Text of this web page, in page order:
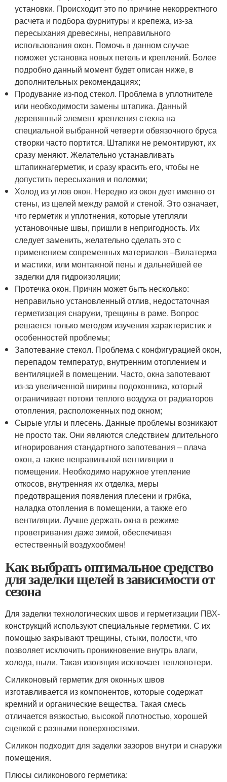
установки. Происходит это по причине некорректного
расчета и подбора фурнитуры и крепежа, из-за
пересыхания древесины, неправильного
использования окон. Помочь в данном случае
поможет установка новых петель и креплений. Более
подробно данный момент будет описан ниже, в
дополнительных рекомендациях;
Продувание из-под стекол. Проблема в уплотнителе
или необходимости замены штапика. Данный
деревянный элемент крепления стекла на
специальной выбранной четверти обвязочного бруса
створки часто портится. Штапики не ремонтируют, их
сразу меняют. Желательно устанавливать
штапикнагерметик, и сразу красить его, чтобы не
допустить пересыхания и поломки;
Холод из углов окон. Нередко из окон дует именно от
стены, из щелей между рамой и стеной. Это означает,
что герметик и уплотнения, которые утепляли
установочные швы, пришли в непригодность. Их
следует заменить, желательно сделать это с
применением современных материалов –Вилатерма
и мастики, или монтажной пены и дальнейшей ее
заделки для гидроизоляции;
Протечка окон. Причин может быть несколько:
неправильно установленный отлив, недостаточная
герметизация снаружи, трещины в раме. Вопрос
решается только методом изучения характеристик и
особенностей проблемы;
Запотевание стекол. Проблема с конфигурацией окон,
перепадом температур, внутренним отоплением и
вентиляцией в помещении. Часто, окна запотевают
из-за увеличенной ширины подоконника, который
ограничивает потоки теплого воздуха от радиаторов
отопления, расположенных под окном;
Сырые углы и плесень. Данные проблемы возникают
не просто так. Они являются следствием длительного
игнорирования стандартного запотевания – плача
окон, а также неправильной вентиляции в
помещении. Необходимо наружное утепление
откосов, внутренняя их отделка, меры
предотвращения появления плесени и грибка,
наладка отопления в помещении, а также его
вентиляции. Лучше держать окна в режиме
проветривания даже зимой, обеспечивая
естественный воздухообмен!
Как выбрать оптимальное средство
для заделки щелей в зависимости от
сезона
Для заделки технологических швов и герметизации ПВХ-
конструкций используют специальные герметики. С их
помощью закрывают трещины, стыки, полости, что
позволяет исключить проникновение внутрь влаги,
холода, пыли. Такая изоляция исключает теплопотери.
Силиконовый герметик для оконных швов
изготавливается из компонентов, которые содержат
кремний и органические вещества. Такая смесь
отличается вязкостью, высокой плотностью, хорошей
сцепкой с разными поверхностями.
Силикон подходит для заделки зазоров внутри и снаружи
помещения.
Плюсы силиконового герметика: